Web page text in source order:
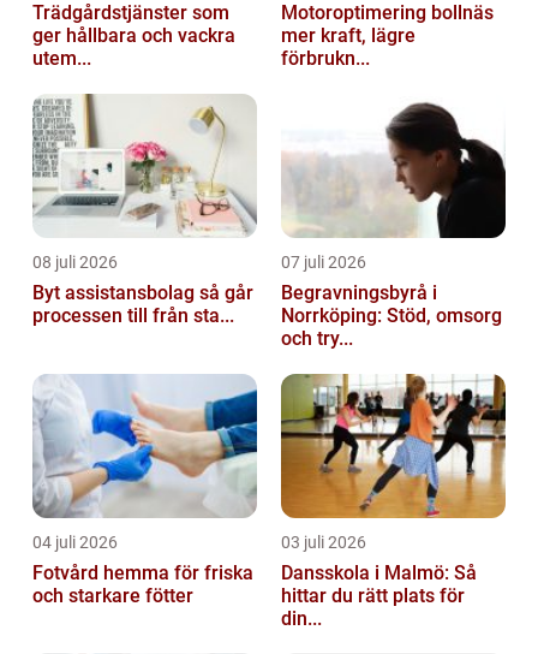
Trädgårdstjänster som
ger hållbara och vackra
utem...
Motoroptimering bollnäs
mer kraft, lägre
förbrukn...
08 juli 2026
Byt assistansbolag så går
processen till från sta...
07 juli 2026
Begravningsbyrå i
Norrköping: Stöd, omsorg
och try...
04 juli 2026
Fotvård hemma för friska
och starkare fötter
03 juli 2026
Dansskola i Malmö: Så
hittar du rätt plats för
din...